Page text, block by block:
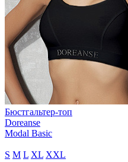
Бюстгальтер-топ
Doreanse
Modal Basic
S M L XL XXL